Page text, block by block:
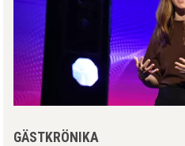
GÄSTKRÖNIKA